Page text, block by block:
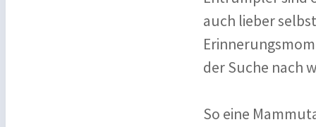
auch lieber
der Suche nach
So eine